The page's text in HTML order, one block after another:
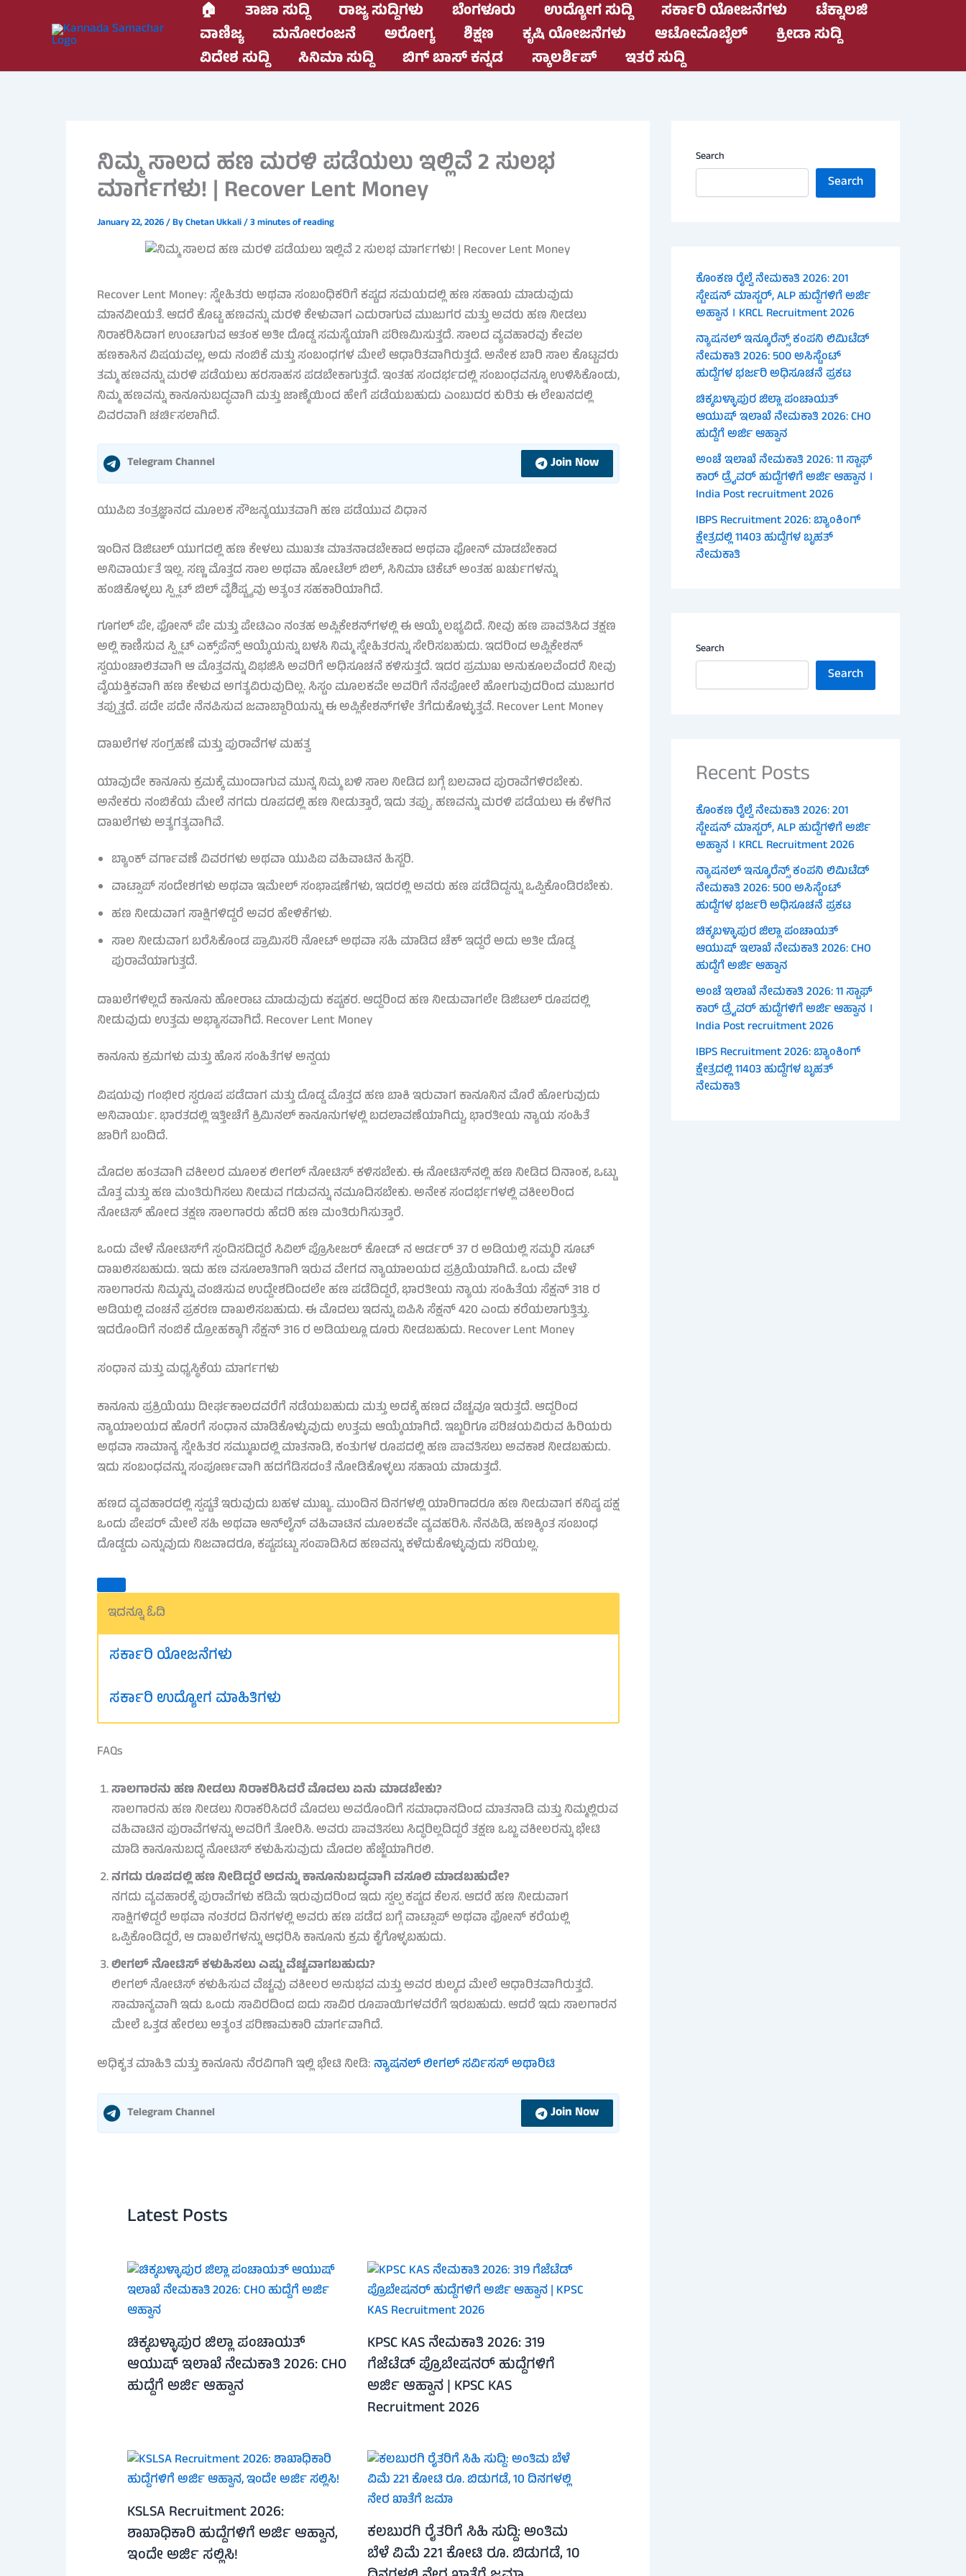
🏠 ತಾಜಾ ಸುದ್ದಿ ರಾಜ್ಯ ಸುದ್ದಿಗಳು ಬೆಂಗಳೂರು ಉದ್ಯೋಗ ಸುದ್ದಿ ಸರ್ಕಾರಿ ಯೋಜನೆಗಳು
ಟೆಕ್ನಾಲಜಿ
ವಾಣಿಜ್ಯ
ಮನೋರಂಜನೆ ಅರೋಗ್ಯ ಶಿಕ್ಷಣ ಕೃಷಿ ಯೋಜನೆಗಳು ಆಟೋಮೊಬೈಲ್
ಕ್ರೀಡಾ ಸುದ್ದಿ
ವಿದೇಶ ಸುದ್ದಿ
ಸಿನಿಮಾ ಸುದ್ದಿ ಬಿಗ್ ಬಾಸ್ ಕನ್ನಡ ಸ್ಕಾಲರ್ಶಿಪ್ ಇತರೆ ಸುದ್ದಿ
ನಿಮ್ಮ ಸಾಲದ ಹಣ ಮರಳಿ ಪಡೆಯಲು ಇಲ್ಲಿವೆ 2 ಸುಲಭ
ಮಾರ್ಗಗಳು! | Recover Lent Money
January 22, 2026/ ByChetan Ukkali/3 minutes of reading
Recover Lent Money: ಸ್ನೇಹಿತರು ಅಥವಾ ಸಂಬಂಧಿಕರಿಗೆ ಕಷ್ಟದ ಸಮಯದಲ್ಲಿ ಹಣ ಸಹಾಯ ಮಾಡುವುದು
ಮಾನವೀಯತೆ. ಆದರೆ ಕೊಟ್ಟ ಹಣವನ್ನು ಮರಳಿ ಕೇಳುವಾಗ ಎದುರಾಗುವ ಮುಜುಗರ ಮತ್ತು ಅವರು ಹಣ ನೀಡಲು
ನಿರಾಕರಿಸಿದಾಗ ಉಂಟಾಗುವ ಆತಂಕ ಅತೀ ದೊಡ್ಡ ಸಮಸ್ಯೆಯಾಗಿ ಪರಿಣಮಿಸುತ್ತದೆ. ಸಾಲದ ವ್ಯವಹಾರವು ಕೇವಲ
ಹಣಕಾಸಿನ ವಿಷಯವಲ್ಲ, ಅದು ನಂಬಿಕೆ ಮತ್ತು ಸಂಬಂಧಗಳ ಮೇಲೆ ಆಧಾರಿತವಾಗಿರುತ್ತದೆ. ಅನೇಕ ಬಾರಿ ಸಾಲ ಕೊಟ್ಟವರು
ತಮ್ಮ ಹಣವನ್ನು ಮರಳಿ ಪಡೆಯಲು ಹರಸಾಹಸ ಪಡಬೇಕಾಗುತ್ತದೆ. ಇಂತಹ ಸಂದರ್ಭದಲ್ಲಿ ಸಂಬಂಧವನ್ನೂ ಉಳಿಸಿಕೊಂಡು,
ನಿಮ್ಮ ಹಣವನ್ನು ಕಾನೂನುಬದ್ಧವಾಗಿ ಮತ್ತು ಜಾಣ್ಮೆಯಿಂದ ಹೇಗೆ ಪಡೆಯಬಹುದು ಎಂಬುದರ ಕುರಿತು ಈ ಲೇಖನದಲ್ಲಿ
ವಿವರವಾಗಿ ಚರ್ಚಿಸಲಾಗಿದೆ.
Telegram Channel Join Now
ಯುಪಿಐ ತಂತ್ರಜ್ಞಾನದ ಮೂಲಕ ಸೌಜನ್ಯಯುತವಾಗಿ ಹಣ ಪಡೆಯುವ ವಿಧಾನ
ಇಂದಿನ ಡಿಜಿಟಲ್ ಯುಗದಲ್ಲಿ ಹಣ ಕೇಳಲು ಮುಖತಃ ಮಾತನಾಡಬೇಕಾದ ಅಥವಾ ಫೋನ್ ಮಾಡಬೇಕಾದ
ಅನಿವಾರ್ಯತೆ ಇಲ್ಲ. ಸಣ್ಣ ಮೊತ್ತದ ಸಾಲ ಅಥವಾ ಹೋಟೆಲ್ ಬಿಲ್, ಸಿನಿಮಾ ಟಿಕೆಟ್ ಅಂತಹ ಖರ್ಚುಗಳನ್ನು
ಹಂಚಿಕೊಳ್ಳಲು ಸ್ಪ್ಲಿಟ್ ಬಿಲ್ ವೈಶಿಷ್ಟ್ಯವು ಅತ್ಯಂತ ಸಹಕಾರಿಯಾಗಿದೆ.
ಗೂಗಲ್ ಪೇ, ಫೋನ್ ಪೇ ಮತ್ತು ಪೇಟಿಎಂ ನಂತಹ ಅಪ್ಲಿಕೇಶನ್‌ಗಳಲ್ಲಿ ಈ ಆಯ್ಕೆ ಲಭ್ಯವಿದೆ. ನೀವು ಹಣ ಪಾವತಿಸಿದ ತಕ್ಷಣ
ಅಲ್ಲಿ ಕಾಣಿಸುವ ಸ್ಪ್ಲಿಟ್ ಎಕ್ಸ್‌ಪೆನ್ಸ್ ಆಯ್ಕೆಯನ್ನು ಬಳಸಿ ನಿಮ್ಮ ಸ್ನೇಹಿತರನ್ನು ಸೇರಿಸಬಹುದು. ಇದರಿಂದ ಅಪ್ಲಿಕೇಶನ್
ಸ್ವಯಂಚಾಲಿತವಾಗಿ ಆ ಮೊತ್ತವನ್ನು ವಿಭಜಿಸಿ ಅವರಿಗೆ ಅಧಿಸೂಚನೆ ಕಳಿಸುತ್ತದೆ. ಇದರ ಪ್ರಮುಖ ಅನುಕೂಲವೆಂದರೆ ನೀವು
ವೈಯಕ್ತಿಕವಾಗಿ ಹಣ ಕೇಳುವ ಅಗತ್ಯವಿರುವುದಿಲ್ಲ. ಸಿಸ್ಟಂ ಮೂಲಕವೇ ಅವರಿಗೆ ನೆನಪೋಲೆ ಹೋಗುವುದರಿಂದ ಮುಜುಗರ
ತಪ್ಪುತ್ತದೆ. ಪದೇ ಪದೇ ನೆನಪಿಸುವ ಜವಾಬ್ದಾರಿಯನ್ನು ಈ ಅಪ್ಲಿಕೇಶನ್‌ಗಳೇ ತೆಗೆದುಕೊಳ್ಳುತ್ತವೆ. Recover Lent Money
ದಾಖಲೆಗಳ ಸಂಗ್ರಹಣೆ ಮತ್ತು ಪುರಾವೆಗಳ ಮಹತ್ವ
ಯಾವುದೇ ಕಾನೂನು ಕ್ರಮಕ್ಕೆ ಮುಂದಾಗುವ ಮುನ್ನ ನಿಮ್ಮ ಬಳಿ ಸಾಲ ನೀಡಿದ ಬಗ್ಗೆ ಬಲವಾದ ಪುರಾವೆಗಳಿರಬೇಕು.
ಅನೇಕರು ನಂಬಿಕೆಯ ಮೇಲೆ ನಗದು ರೂಪದಲ್ಲಿ ಹಣ ನೀಡುತ್ತಾರೆ, ಇದು ತಪ್ಪು. ಹಣವನ್ನು ಮರಳಿ ಪಡೆಯಲು ಈ ಕೆಳಗಿನ
ದಾಖಲೆಗಳು ಅತ್ಯಗತ್ಯವಾಗಿವೆ.
ಬ್ಯಾಂಕ್ ವರ್ಗಾವಣೆ ವಿವರಗಳು ಅಥವಾ ಯುಪಿಐ ವಹಿವಾಟಿನ ಹಿಸ್ಟರಿ.
ವಾಟ್ಸಾಪ್ ಸಂದೇಶಗಳು ಅಥವಾ ಇಮೇಲ್ ಸಂಭಾಷಣೆಗಳು, ಇದರಲ್ಲಿ ಅವರು ಹಣ ಪಡೆದಿದ್ದನ್ನು ಒಪ್ಪಿಕೊಂಡಿರಬೇಕು.
ಹಣ ನೀಡುವಾಗ ಸಾಕ್ಷಿಗಳಿದ್ದರೆ ಅವರ ಹೇಳಿಕೆಗಳು.
ಸಾಲ ನೀಡುವಾಗ ಬರೆಸಿಕೊಂಡ ಪ್ರಾಮಿಸರಿ ನೋಟ್ ಅಥವಾ ಸಹಿ ಮಾಡಿದ ಚೆಕ್ ಇದ್ದರೆ ಅದು ಅತೀ ದೊಡ್ಡ
ಪುರಾವೆಯಾಗುತ್ತದೆ.
ದಾಖಲೆಗಳಿಲ್ಲದೆ ಕಾನೂನು ಹೋರಾಟ ಮಾಡುವುದು ಕಷ್ಟಕರ. ಆದ್ದರಿಂದ ಹಣ ನೀಡುವಾಗಲೇ ಡಿಜಿಟಲ್ ರೂಪದಲ್ಲಿ
ನೀಡುವುದು ಉತ್ತಮ ಅಭ್ಯಾಸವಾಗಿದೆ. Recover Lent Money
ಕಾನೂನು ಕ್ರಮಗಳು ಮತ್ತು ಹೊಸ ಸಂಹಿತೆಗಳ ಅನ್ವಯ
ವಿಷಯವು ಗಂಭೀರ ಸ್ವರೂಪ ಪಡೆದಾಗ ಮತ್ತು ದೊಡ್ಡ ಮೊತ್ತದ ಹಣ ಬಾಕಿ ಇರುವಾಗ ಕಾನೂನಿನ ಮೊರೆ ಹೋಗುವುದು
ಅನಿವಾರ್ಯ. ಭಾರತದಲ್ಲಿ ಇತ್ತೀಚೆಗೆ ಕ್ರಿಮಿನಲ್ ಕಾನೂನುಗಳಲ್ಲಿ ಬದಲಾವಣೆಯಾಗಿದ್ದು, ಭಾರತೀಯ ನ್ಯಾಯ ಸಂಹಿತೆ
ಜಾರಿಗೆ ಬಂದಿದೆ.
ಮೊದಲ ಹಂತವಾಗಿ ವಕೀಲರ ಮೂಲಕ ಲೀಗಲ್ ನೋಟಿಸ್ ಕಳಿಸಬೇಕು. ಈ ನೋಟಿಸ್‌ನಲ್ಲಿ ಹಣ ನೀಡಿದ ದಿನಾಂಕ, ಒಟ್ಟು
ಮೊತ್ತ ಮತ್ತು ಹಣ ಮಂತಿರುಗಿಸಲು ನೀಡುವ ಗಡುವನ್ನು ನಮೂದಿಸಬೇಕು. ಅನೇಕ ಸಂದರ್ಭಗಳಲ್ಲಿ ವಕೀಲರಿಂದ
ನೋಟಿಸ್ ಹೋದ ತಕ್ಷಣ ಸಾಲಗಾರರು ಹೆದರಿ ಹಣ ಮಂತಿರುಗಿಸುತ್ತಾರೆ.
ಒಂದು ವೇಳೆ ನೋಟಿಸ್‌ಗೆ ಸ್ಪಂದಿಸದಿದ್ದರೆ ಸಿವಿಲ್ ಪ್ರೊಸೀಜರ್ ಕೋಡ್ ನ ಆರ್ಡರ್ 37 ರ ಅಡಿಯಲ್ಲಿ ಸಮ್ಮರಿ ಸೂಟ್
ದಾಖಲಿಸಬಹುದು. ಇದು ಹಣ ವಸೂಲಾತಿಗಾಗಿ ಇರುವ ವೇಗದ ನ್ಯಾಯಾಲಯದ ಪ್ರಕ್ರಿಯೆಯಾಗಿದೆ. ಒಂದು ವೇಳೆ
ಸಾಲಗಾರನು ನಿಮ್ಮನ್ನು ವಂಚಿಸುವ ಉದ್ದೇಶದಿಂದಲೇ ಹಣ ಪಡೆದಿದ್ದರೆ, ಭಾರತೀಯ ನ್ಯಾಯ ಸಂಹಿತೆಯ ಸೆಕ್ಷನ್ 318 ರ
ಅಡಿಯಲ್ಲಿ ವಂಚನೆ ಪ್ರಕರಣ ದಾಖಲಿಸಬಹುದು. ಈ ಮೊದಲು ಇದನ್ನು ಐಪಿಸಿ ಸೆಕ್ಷನ್ 420 ಎಂದು ಕರೆಯಲಾಗುತ್ತಿತ್ತು.
ಇದರೊಂದಿಗೆ ನಂಬಿಕೆ ದ್ರೋಹಕ್ಕಾಗಿ ಸೆಕ್ಷನ್ 316 ರ ಅಡಿಯಲ್ಲೂ ದೂರು ನೀಡಬಹುದು. Recover Lent Money
ಸಂಧಾನ ಮತ್ತು ಮಧ್ಯಸ್ಥಿಕೆಯ ಮಾರ್ಗಗಳು
ಕಾನೂನು ಪ್ರಕ್ರಿಯೆಯು ದೀರ್ಘಕಾಲದವರೆಗೆ ನಡೆಯಬಹುದು ಮತ್ತು ಅದಕ್ಕೆ ಹಣದ ವೆಚ್ಚವೂ ಇರುತ್ತದೆ. ಆದ್ದರಿಂದ
ನ್ಯಾಯಾಲಯದ ಹೊರಗೆ ಸಂಧಾನ ಮಾಡಿಕೊಳ್ಳುವುದು ಉತ್ತಮ ಆಯ್ಕೆಯಾಗಿದೆ. ಇಬ್ಬರಿಗೂ ಪರಿಚಯವಿರುವ ಹಿರಿಯರು
ಅಥವಾ ಸಾಮಾನ್ಯ ಸ್ನೇಹಿತರ ಸಮ್ಮುಖದಲ್ಲಿ ಮಾತನಾಡಿ, ಕಂತುಗಳ ರೂಪದಲ್ಲಿ ಹಣ ಪಾವತಿಸಲು ಅವಕಾಶ ನೀಡಬಹುದು.
ಇದು ಸಂಬಂಧವನ್ನು ಸಂಪೂರ್ಣವಾಗಿ ಹದಗೆಡಿಸದಂತೆ ನೋಡಿಕೊಳ್ಳಲು ಸಹಾಯ ಮಾಡುತ್ತದೆ.
ಹಣದ ವ್ಯವಹಾರದಲ್ಲಿ ಸ್ಪಷ್ಟತೆ ಇರುವುದು ಬಹಳ ಮುಖ್ಯ. ಮುಂದಿನ ದಿನಗಳಲ್ಲಿ ಯಾರಿಗಾದರೂ ಹಣ ನೀಡುವಾಗ ಕನಿಷ್ಠ ಪಕ್ಷ
ಒಂದು ಪೇಪರ್ ಮೇಲೆ ಸಹಿ ಅಥವಾ ಆನ್‌ಲೈನ್ ವಹಿವಾಟಿನ ಮೂಲಕವೇ ವ್ಯವಹರಿಸಿ. ನೆನಪಿಡಿ, ಹಣಕ್ಕಿಂತ ಸಂಬಂಧ
ದೊಡ್ಡದು ಎನ್ನುವುದು ನಿಜವಾದರೂ, ಕಷ್ಟಪಟ್ಟು ಸಂಪಾದಿಸಿದ ಹಣವನ್ನು ಕಳೆದುಕೊಳ್ಳುವುದು ಸರಿಯಲ್ಲ.
ಇದನ್ನೂ ಓದಿ
ಸರ್ಕಾರಿ ಯೋಜನೆಗಳು
ಸರ್ಕಾರಿ ಉದ್ಯೋಗ ಮಾಹಿತಿಗಳು
FAQs
ಸಾಲಗಾರನು ಹಣ ನೀಡಲು ನಿರಾಕರಿಸಿದರೆ ಮೊದಲು ಏನು ಮಾಡಬೇಕು?
ಸಾಲಗಾರನು ಹಣ ನೀಡಲು ನಿರಾಕರಿಸಿದರೆ ಮೊದಲು ಅವರೊಂದಿಗೆ ಸಮಾಧಾನದಿಂದ ಮಾತನಾಡಿ ಮತ್ತು ನಿಮ್ಮಲ್ಲಿರುವ
ವಹಿವಾಟಿನ ಪುರಾವೆಗಳನ್ನು ಅವರಿಗೆ ತೋರಿಸಿ. ಅವರು ಪಾವತಿಸಲು ಸಿದ್ಧರಿಲ್ಲದಿದ್ದರೆ ತಕ್ಷಣ ಒಬ್ಬ ವಕೀಲರನ್ನು ಭೇಟಿ
ಮಾಡಿ ಕಾನೂನುಬದ್ಧ ನೋಟಿಸ್ ಕಳುಹಿಸುವುದು ಮೊದಲ ಹೆಜ್ಜೆಯಾಗಿರಲಿ.
ನಗದು ರೂಪದಲ್ಲಿ ಹಣ ನೀಡಿದ್ದರೆ ಅದನ್ನು ಕಾನೂನುಬದ್ಧವಾಗಿ ವಸೂಲಿ ಮಾಡಬಹುದೇ?
ನಗದು ವ್ಯವಹಾರಕ್ಕೆ ಪುರಾವೆಗಳು ಕಡಿಮೆ ಇರುವುದರಿಂದ ಇದು ಸ್ವಲ್ಪ ಕಷ್ಟದ ಕೆಲಸ. ಆದರೆ ಹಣ ನೀಡುವಾಗ
ಸಾಕ್ಷಿಗಳಿದ್ದರೆ ಅಥವಾ ನಂತರದ ದಿನಗಳಲ್ಲಿ ಅವರು ಹಣ ಪಡೆದ ಬಗ್ಗೆ ವಾಟ್ಸಾಪ್ ಅಥವಾ ಫೋನ್ ಕರೆಯಲ್ಲಿ
ಒಪ್ಪಿಕೊಂಡಿದ್ದರೆ, ಆ ದಾಖಲೆಗಳನ್ನು ಆಧರಿಸಿ ಕಾನೂನು ಕ್ರಮ ಕೈಗೊಳ್ಳಬಹುದು.
ಲೀಗಲ್ ನೋಟಿಸ್ ಕಳುಹಿಸಲು ಎಷ್ಟು ವೆಚ್ಚವಾಗಬಹುದು?
ಲೀಗಲ್ ನೋಟಿಸ್ ಕಳುಹಿಸುವ ವೆಚ್ಚವು ವಕೀಲರ ಅನುಭವ ಮತ್ತು ಅವರ ಶುಲ್ಕದ ಮೇಲೆ ಆಧಾರಿತವಾಗಿರುತ್ತದೆ.
ಸಾಮಾನ್ಯವಾಗಿ ಇದು ಒಂದು ಸಾವಿರದಿಂದ ಐದು ಸಾವಿರ ರೂಪಾಯಿಗಳವರೆಗೆ ಇರಬಹುದು. ಆದರೆ ಇದು ಸಾಲಗಾರನ
ಮೇಲೆ ಒತ್ತಡ ಹೇರಲು ಅತ್ಯಂತ ಪರಿಣಾಮಕಾರಿ ಮಾರ್ಗವಾಗಿದೆ.
ಅಧಿಕೃತ ಮಾಹಿತಿ ಮತ್ತು ಕಾನೂನು ನೆರವಿಗಾಗಿ ಇಲ್ಲಿ ಭೇಟಿ ನೀಡಿ: ನ್ಯಾಷನಲ್ ಲೀಗಲ್ ಸರ್ವಿಸಸ್ ಅಥಾರಿಟಿ
Telegram Channel Join Now
Latest Posts
ಚಿಕ್ಕಬಳ್ಳಾಪುರ ಜಿಲ್ಲಾ ಪಂಚಾಯತ್
ಆಯುಷ್ ಇಲಾಖೆ ನೇಮಕಾತಿ 2026: CHO
ಹುದ್ದೆಗೆ ಅರ್ಜಿ ಆಹ್ವಾನ
KPSC KAS ನೇಮಕಾತಿ 2026: 319
ಗೆಜೆಟೆಡ್ ಪ್ರೊಬೇಷನರ್ ಹುದ್ದೆಗಳಿಗೆ
ಅರ್ಜಿ ಆಹ್ವಾನ | KPSC KAS
Recruitment 2026
KSLSA Recruitment 2026:
ಶಾಖಾಧಿಕಾರಿ ಹುದ್ದೆಗಳಿಗೆ ಅರ್ಜಿ ಆಹ್ವಾನ,
ಇಂದೇ ಅರ್ಜಿ ಸಲ್ಲಿಸಿ!
ಕಲಬುರಗಿ ರೈತರಿಗೆ ಸಿಹಿ ಸುದ್ದಿ: ಅಂತಿಮ
ಬೆಳೆ ವಿಮೆ 221 ಕೋಟಿ ರೂ. ಬಿಡುಗಡೆ, 10
Search
Search
ಕೊಂಕಣ ರೈಲ್ವೆ ನೇಮಕಾತಿ 2026: 201
ಸ್ಟೇಷನ್ ಮಾಸ್ಟರ್, ALP ಹುದ್ದೆಗಳಿಗೆ ಅರ್ಜಿ
ಅಹ್ವಾನ । KRCL Recruitment 2026
ನ್ಯಾಷನಲ್ ಇನ್ಶೂರೆನ್ಸ್ ಕಂಪನಿ ಲಿಮಿಟೆಡ್
ನೇಮಕಾತಿ 2026: 500 ಅಸಿಸ್ಟೆಂಟ್
ಹುದ್ದೆಗಳ ಭರ್ಜರಿ ಅಧಿಸೂಚನೆ ಪ್ರಕಟ
ಚಿಕ್ಕಬಳ್ಳಾಪುರ ಜಿಲ್ಲಾ ಪಂಚಾಯತ್
ಆಯುಷ್ ಇಲಾಖೆ ನೇಮಕಾತಿ 2026: CHO
ಹುದ್ದೆಗೆ ಅರ್ಜಿ ಆಹ್ವಾನ
ಅಂಚೆ ಇಲಾಖೆ ನೇಮಕಾತಿ 2026: 11 ಸ್ಟಾಫ್
ಕಾರ್ ಡ್ರೈವರ್ ಹುದ್ದೆಗಳಿಗೆ ಅರ್ಜಿ ಆಹ್ವಾನ ।
India Post recruitment 2026
IBPS Recruitment 2026: ಬ್ಯಾಂಕಿಂಗ್
ಕ್ಷೇತ್ರದಲ್ಲಿ 11403 ಹುದ್ದೆಗಳ ಬೃಹತ್
ನೇಮಕಾತಿ
Search
Search
Recent Posts
ಕೊಂಕಣ ರೈಲ್ವೆ ನೇಮಕಾತಿ 2026: 201
ಸ್ಟೇಷನ್ ಮಾಸ್ಟರ್, ALP ಹುದ್ದೆಗಳಿಗೆ ಅರ್ಜಿ
ಅಹ್ವಾನ । KRCL Recruitment 2026
ನ್ಯಾಷನಲ್ ಇನ್ಶೂರೆನ್ಸ್ ಕಂಪನಿ ಲಿಮಿಟೆಡ್
ನೇಮಕಾತಿ 2026: 500 ಅಸಿಸ್ಟೆಂಟ್
ಹುದ್ದೆಗಳ ಭರ್ಜರಿ ಅಧಿಸೂಚನೆ ಪ್ರಕಟ
ಚಿಕ್ಕಬಳ್ಳಾಪುರ ಜಿಲ್ಲಾ ಪಂಚಾಯತ್
ಆಯುಷ್ ಇಲಾಖೆ ನೇಮಕಾತಿ 2026: CHO
ಹುದ್ದೆಗೆ ಅರ್ಜಿ ಆಹ್ವಾನ
ಅಂಚೆ ಇಲಾಖೆ ನೇಮಕಾತಿ 2026: 11 ಸ್ಟಾಫ್
ಕಾರ್ ಡ್ರೈವರ್ ಹುದ್ದೆಗಳಿಗೆ ಅರ್ಜಿ ಆಹ್ವಾನ ।
India Post recruitment 2026
IBPS Recruitment 2026: ಬ್ಯಾಂಕಿಂಗ್
ಕ್ಷೇತ್ರದಲ್ಲಿ 11403 ಹುದ್ದೆಗಳ ಬೃಹತ್
ನೇಮಕಾತಿ